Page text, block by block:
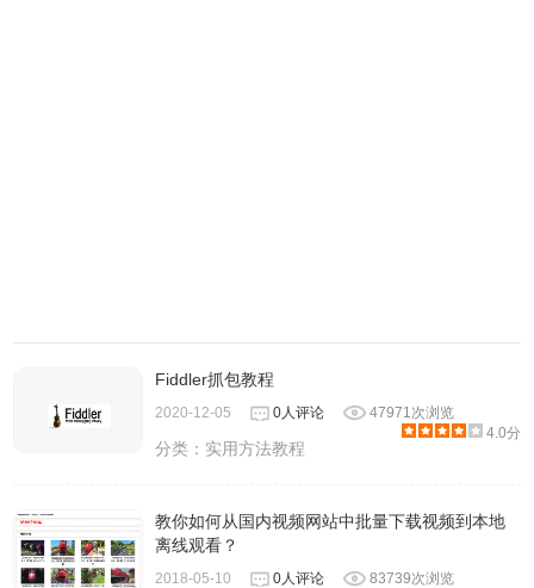
Fiddler抓包教程
2020-12-05 0人评论
47971次浏览
4.0分
分类： 实用方法教程
教你如何从国内视频网站中批量下载视频到本地
离线观看？
2018-05-10 0人评论
83739次浏览